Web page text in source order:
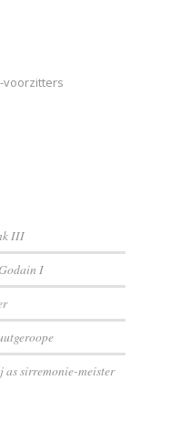
voorzitters
III
I
sirremonie-meister